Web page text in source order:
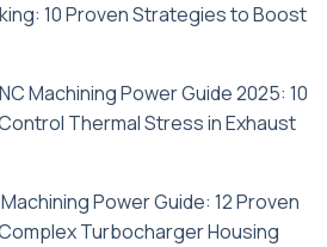
10 Proven Strategies to Boost
Machining Power Guide 2025: 10
Thermal Stress in Exhaust
Power Guide: 12 Proven
Turbocharger Housing